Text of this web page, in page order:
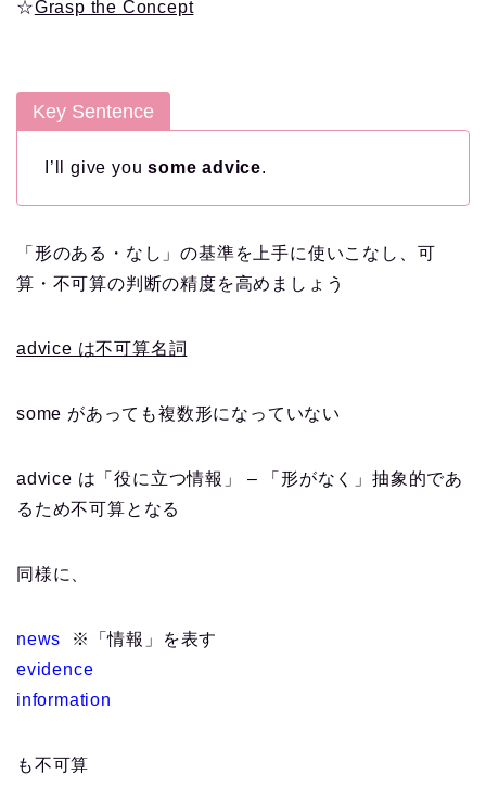
☆Grasp the Concept
Key Sentence
I’ll give yousome advice.
「形のある・なし」の基準を上手に使いこなし、可
算・不可算の判断の精度を高めましょう
advice は不可算名詞
some があっても複数形になっていない
advice は「役に立つ情報」 – 「形がなく」抽象的であ
るため不可算となる
同様に、
news
※「情報」を表す
evidence
information
も不可算